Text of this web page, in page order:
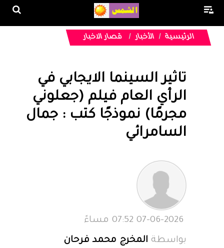
الرئيسية الأخبار قصار الاخبار
تاثير السينما الايجابي في
الرأي العام فيلم (جعلوني
مجرمًا) نموذجًا كتب : جمال
السامرائي
بواسطة المخرج محمد فرحان